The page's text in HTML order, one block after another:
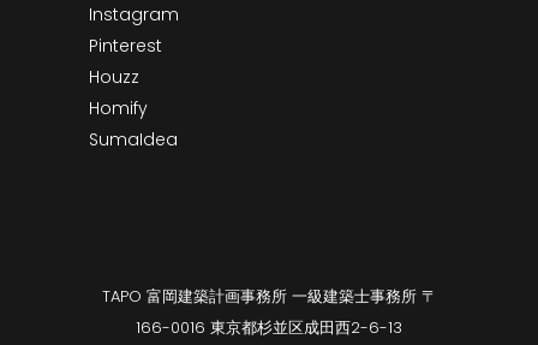
Instagram
Pinterest
Houzz
Homify
SumaIdea
TAPO 富岡建築計画事務所 一級建築士事務所 〒
166-0016 東京都杉並区成田西2-6-13